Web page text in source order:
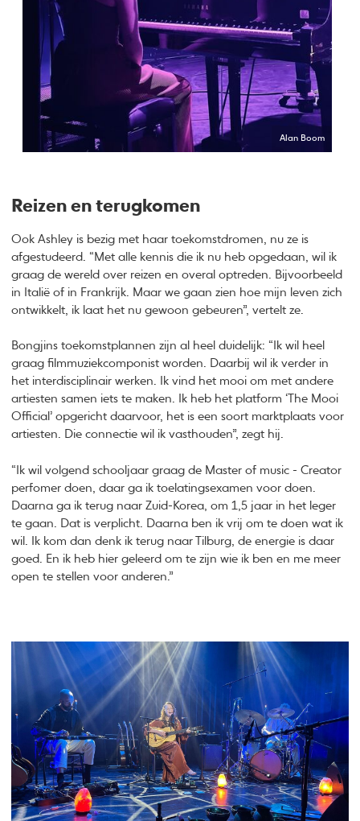
Alan Boom
Reizen en terugkomen
Ook Ashley is bezig met haar toekomstdromen, nu ze is
afgestudeerd. “Met alle kennis die ik nu heb opgedaan, wil ik
graag de wereld over reizen en overal optreden. Bijvoorbeeld
in Italië of in Frankrijk. Maar we gaan zien hoe mijn leven zich
ontwikkelt, ik laat het nu gewoon gebeuren”, vertelt ze.
Bongjins toekomstplannen zijn al heel duidelijk: “Ik wil heel
graag filmmuziekcomponist worden. Daarbij wil ik verder in
het interdisciplinair werken. Ik vind het mooi om met andere
artiesten samen iets te maken. Ik heb het platform ‘The Mooi
Official’ opgericht daarvoor, het is een soort marktplaats voor
artiesten. Die connectie wil ik vasthouden”, zegt hij.
“Ik wil volgend schooljaar graag de Master of music - Creator
perfomer doen, daar ga ik toelatingsexamen voor doen.
Daarna ga ik terug naar Zuid-Korea, om 1,5 jaar in het leger
te gaan. Dat is verplicht. Daarna ben ik vrij om te doen wat ik
wil. Ik kom dan denk ik terug naar Tilburg, de energie is daar
goed. En ik heb hier geleerd om te zijn wie ik ben en me meer
open te stellen voor anderen.”